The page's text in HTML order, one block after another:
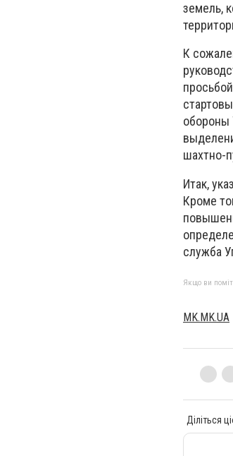
земель,
К
обороны
шахтно-
Итак,
Кроме
служба
Якщо ви
МK.MK.UA
Діліться